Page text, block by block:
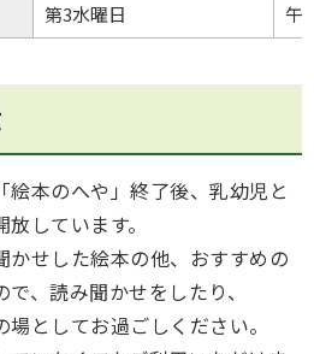
第3水曜日 午
本のへや」終了後、乳幼児と
しています。
かせした絵本の他、おすすめの
、読み聞かせをしたり、
としてお過ごしください。